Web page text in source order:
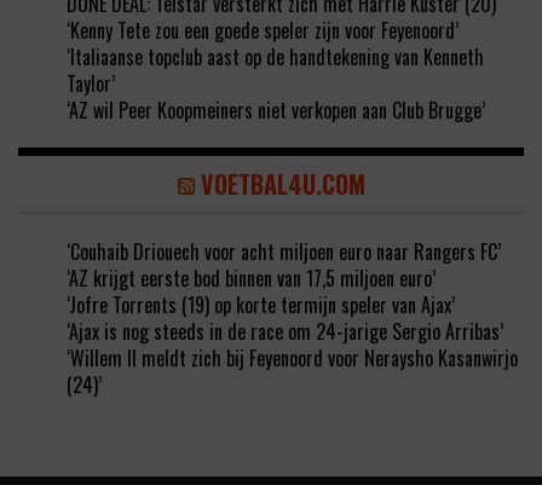
‘Kenny Tete zou een goede speler zijn voor Feyenoord’
‘Italiaanse topclub aast op de handtekening van Kenneth
Taylor’
‘AZ wil Peer Koopmeiners niet verkopen aan Club Brugge’
VOETBAL4U.COM
‘Couhaib Driouech voor acht miljoen euro naar Rangers FC’
‘AZ krijgt eerste bod binnen van 17,5 miljoen euro’
‘Jofre Torrents (19) op korte termijn speler van Ajax’
‘Ajax is nog steeds in de race om 24-jarige Sergio Arribas’
‘Willem II meldt zich bij Feyenoord voor Neraysho Kasanwirjo
(24)’